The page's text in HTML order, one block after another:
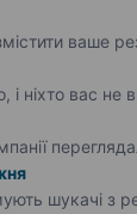
ваше
ніхто вас не
шукачі з